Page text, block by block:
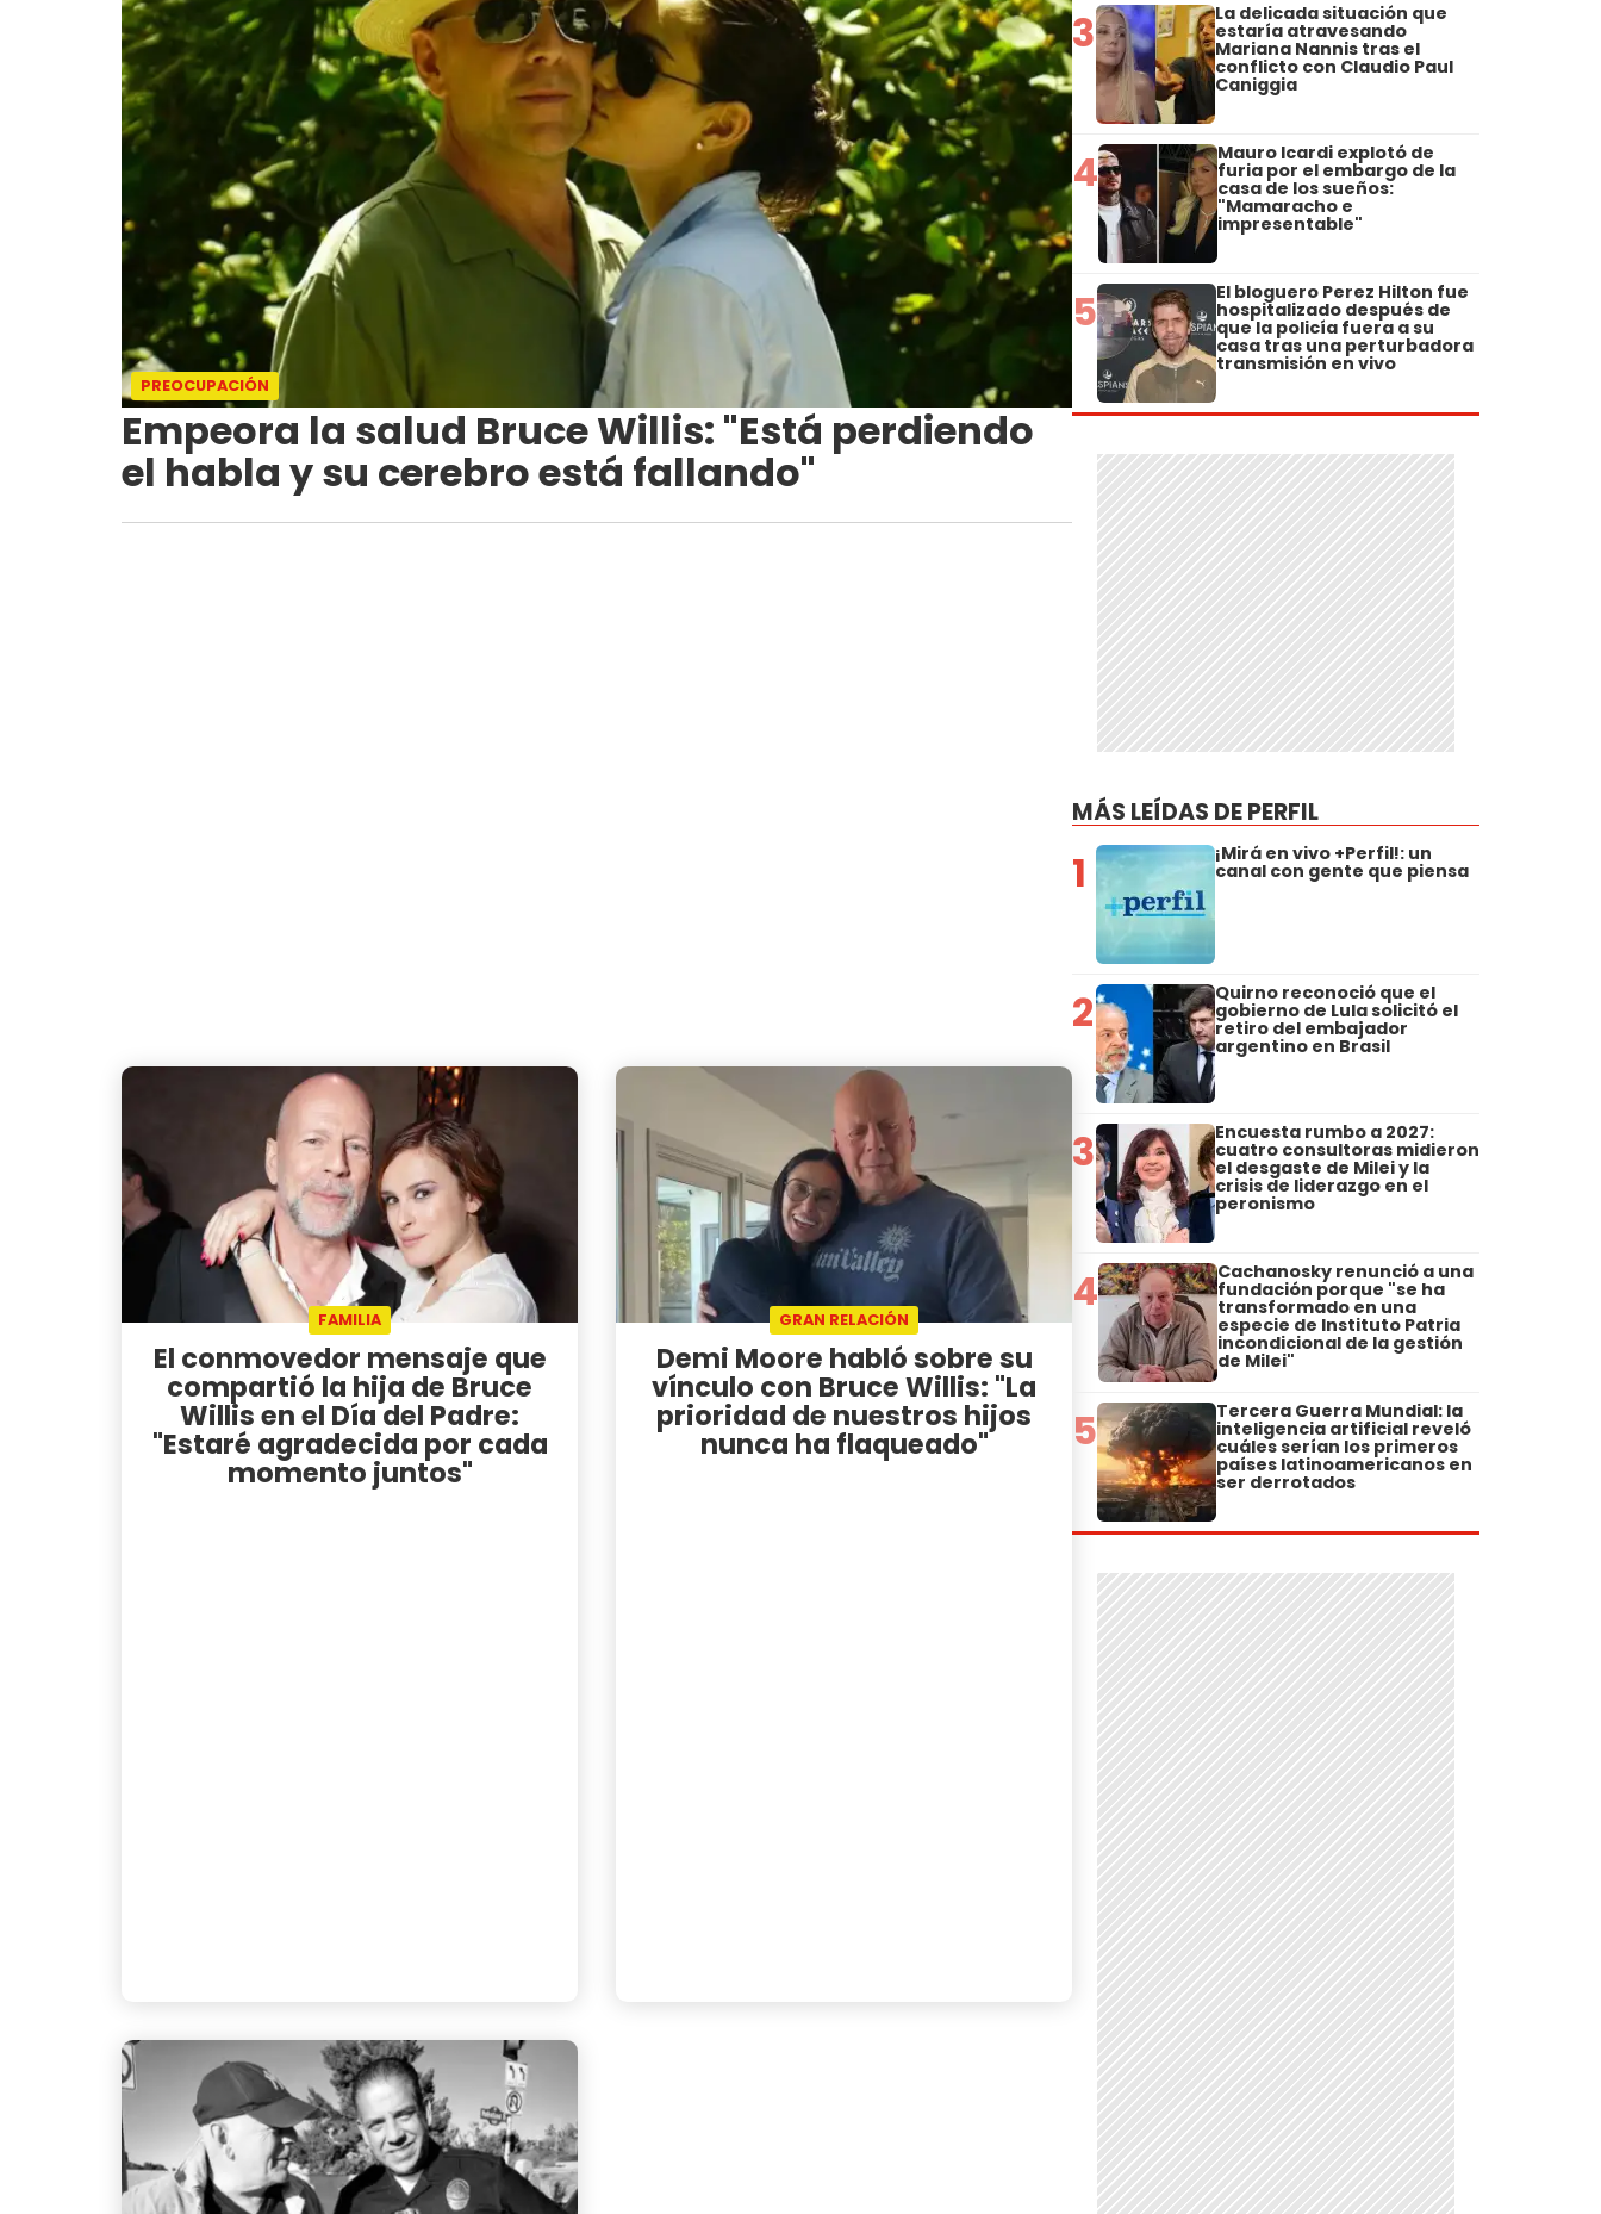
PREOCUPACIÓN
Empeora la salud Bruce Willis: "Está perdiendo
el habla y su cerebro está fallando"
FAMILIA
El conmovedor mensaje que
compartió la hija de Bruce
Willis en el Día del Padre:
"Estaré agradecida por cada
momento juntos"
GRAN RELACIÓN
Demi Moore habló sobre su
vínculo con Bruce Willis: "La
prioridad de nuestros hijos
nunca ha flaqueado"
3 La delicada situación que
estaría atravesando
Mariana Nannis tras el
conflicto con Claudio Paul
Caniggia
4 Mauro Icardi explotó de
furia por el embargo de la
casa de los sueños:
"Mamaracho e
impresentable"
5 El bloguero Perez Hilton fue
hospitalizado después de
que la policía fuera a su
casa tras una perturbadora
transmisión en vivo
MÁS LEÍDAS DE PERFIL
1 ¡Mirá en vivo +Perfil!: un
canal con gente que piensa
2 Quirno reconoció que el
gobierno de Lula solicitó el
retiro del embajador
argentino en Brasil
3 Encuesta rumbo a 2027:
cuatro consultoras midieron
el desgaste de Milei y la
crisis de liderazgo en el
peronismo
4 Cachanosky renunció a una
fundación porque "se ha
transformado en una
especie de Instituto Patria
incondicional de la gestión
de Milei"
5 Tercera Guerra Mundial: la
inteligencia artificial reveló
cuáles serían los primeros
países latinoamericanos en
ser derrotados